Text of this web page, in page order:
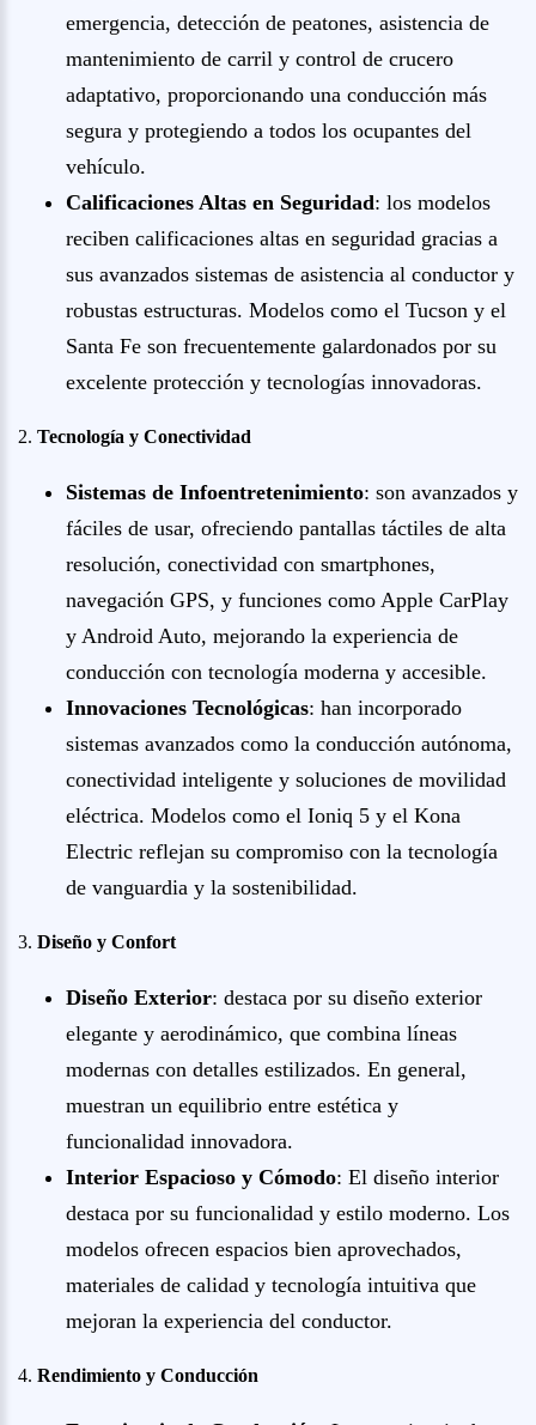
emergencia, detección de peatones, asistencia de
mantenimiento de carril y control de crucero
adaptativo, proporcionando una conducción más
segura y protegiendo a todos los ocupantes del
vehículo.
Calificaciones Altas en Seguridad: los modelos
reciben calificaciones altas en seguridad gracias a
sus avanzados sistemas de asistencia al conductor y
robustas estructuras. Modelos como el Tucson y el
Santa Fe son frecuentemente galardonados por su
excelente protección y tecnologías innovadoras.
2. Tecnología y Conectividad
Sistemas de Infoentretenimiento: son avanzados y
fáciles de usar, ofreciendo pantallas táctiles de alta
resolución, conectividad con smartphones,
navegación GPS, y funciones como Apple CarPlay
y Android Auto, mejorando la experiencia de
conducción con tecnología moderna y accesible.
Innovaciones Tecnológicas: han incorporado
sistemas avanzados como la conducción autónoma,
conectividad inteligente y soluciones de movilidad
eléctrica. Modelos como el Ioniq 5 y el Kona
Electric reflejan su compromiso con la tecnología
de vanguardia y la sostenibilidad.
3. Diseño y Confort
Diseño Exterior: destaca por su diseño exterior
elegante y aerodinámico, que combina líneas
modernas con detalles estilizados. En general,
muestran un equilibrio entre estética y
funcionalidad innovadora.
Interior Espacioso y Cómodo: El diseño interior
destaca por su funcionalidad y estilo moderno. Los
modelos ofrecen espacios bien aprovechados,
materiales de calidad y tecnología intuitiva que
mejoran la experiencia del conductor.
4. Rendimiento y Conducción